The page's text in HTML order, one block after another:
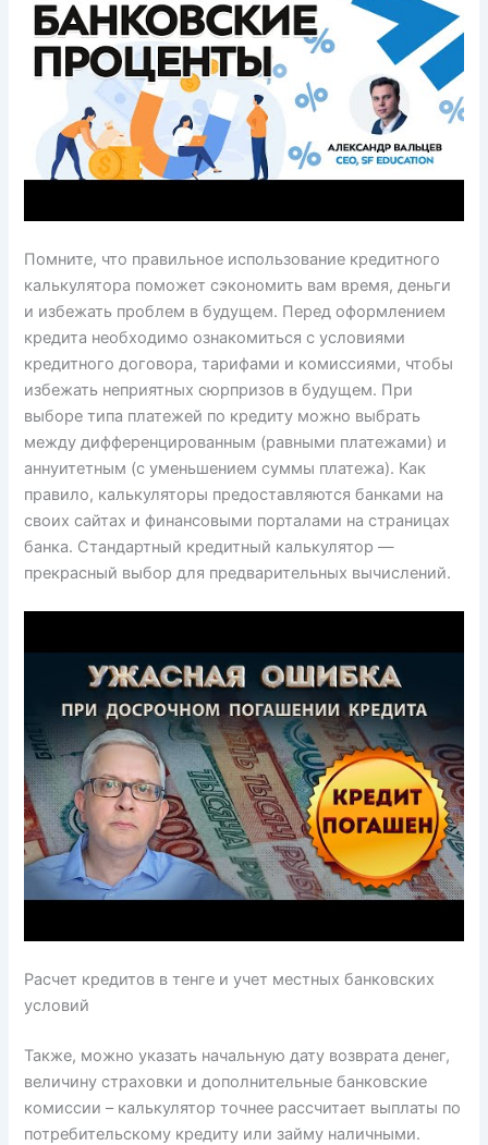
Помните, что правильное использование кредитного
калькулятора поможет сэкономить вам время, деньги
и избежать проблем в будущем. Перед оформлением
кредита необходимо ознакомиться с условиями
кредитного договора, тарифами и комиссиями, чтобы
избежать неприятных сюрпризов в будущем. При
выборе типа платежей по кредиту можно выбрать
между дифференцированным (равными платежами) и
аннуитетным (с уменьшением суммы платежа). Как
правило, калькуляторы предоставляются банками на
своих сайтах и финансовыми порталами на страницах
банка. Стандартный кредитный калькулятор —
прекрасный выбор для предварительных вычислений.
Расчет кредитов в тенге и учет местных банковских
условий
Также, можно указать начальную дату возврата денег,
величину страховки и дополнительные банковские
комиссии – калькулятор точнее рассчитает выплаты по
потребительскому кредиту или займу наличными.